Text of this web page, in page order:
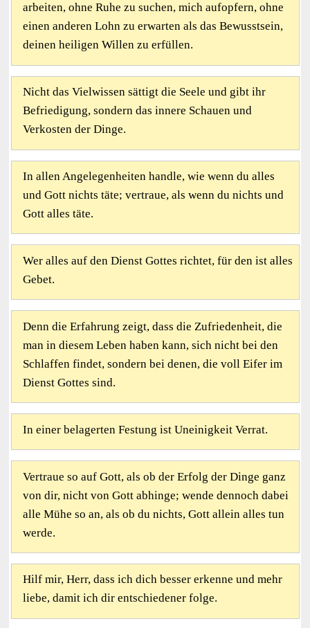
arbeiten, ohne Ruhe zu suchen, mich aufopfern, ohne
einen anderen Lohn zu erwarten als das Bewusstsein,
deinen heiligen Willen zu erfüllen.
Nicht das Vielwissen sättigt die Seele und gibt ihr
Befriedigung, sondern das innere Schauen und
Verkosten der Dinge.
In allen Angelegenheiten handle, wie wenn du alles
und Gott nichts täte; vertraue, als wenn du nichts und
Gott alles täte.
Wer alles auf den Dienst Gottes richtet, für den ist alles
Gebet.
Denn die Erfahrung zeigt, dass die Zufriedenheit, die
man in diesem Leben haben kann, sich nicht bei den
Schlaffen findet, sondern bei denen, die voll Eifer im
Dienst Gottes sind.
In einer belagerten Festung ist Uneinigkeit Verrat.
Vertraue so auf Gott, als ob der Erfolg der Dinge ganz
von dir, nicht von Gott abhinge; wende dennoch dabei
alle Mühe so an, als ob du nichts, Gott allein alles tun
werde.
Hilf mir, Herr, dass ich dich besser erkenne und mehr
liebe, damit ich dir entschiedener folge.